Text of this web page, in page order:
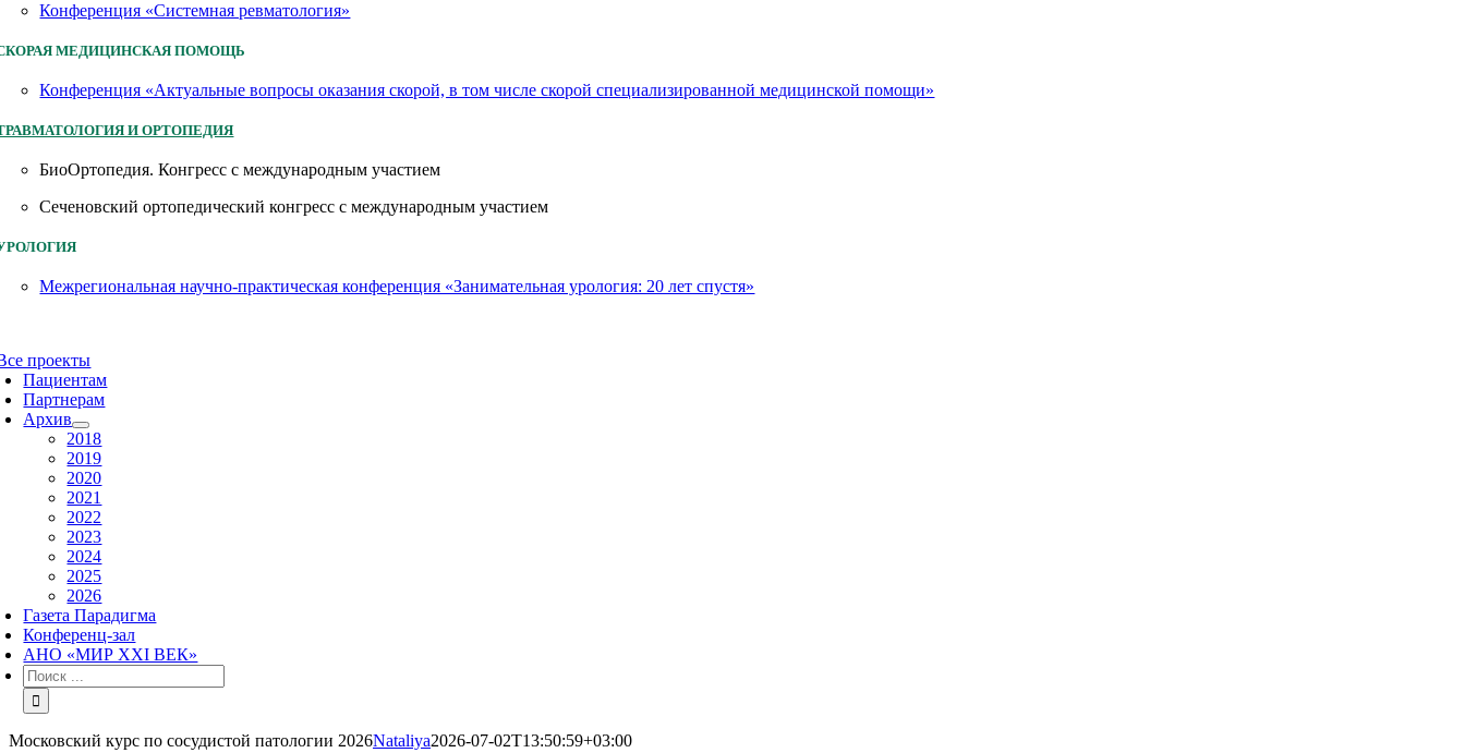
Конференция «Системная ревматология»
МЕДИЦИНСКАЯ ПОМОЩЬ
Конференция «Актуальные вопросы оказания скорой, в том числе скорой специализированной медицинской помощи»
И ОРТОПЕДИЯ
БиоОртопедия. Конгресс с международным участием
Сеченовский ортопедический конгресс с международным участием
Межрегиональная научно-практическая конференция «Занимательная урология: 20 лет спустя»
проекты
Пациентам
Партнерам
Архив
2018
2019
2020
2021
2022
2023
2024
2025
2026
Газета Парадигма
Конференц-зал
АНО «МИР XXI ВЕК»
Результат
поиска:
Московский курс по сосудистой патологии 2026Nataliya2026-07-02T13:50:59+03:00